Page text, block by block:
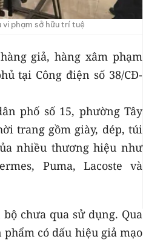
vi phạm sở hữu trí tuệ
giả, hàng xâm phạm
tại Công điện số 38/CĐ-
phố số 15, phường Tây
trang gồm giày, dép, túi
nhiều thương hiệu như
Puma, Lacoste và
chưa qua sử dụng. Qua
có dấu hiệu giả mạo